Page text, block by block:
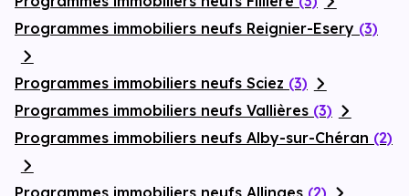
Programmes immobiliers neufs Reignier-Esery (3)
Programmes immobiliers neufs Sciez (3)
Programmes immobiliers neufs Vallières (3)
Programmes immobiliers neufs Alby-sur-Chéran (2)
Programmes immobiliers neufs Allinges (2)